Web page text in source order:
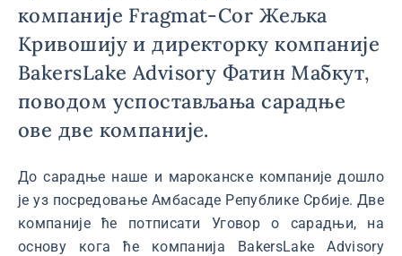
компаније Fragmat-Cor Жељка
Кривошију и директорку компаније
BakersLake Advisory Фатин Мабкут,
поводом успостављања сарадње
ове две компаније.
До сарадње наше и мароканске компаније дошло
је уз посредовање Aмбасаде Републике Србије. Две
компаније ће потписати Уговор о сарадњи, на
основу кога ће компанија BakersLake Advisory